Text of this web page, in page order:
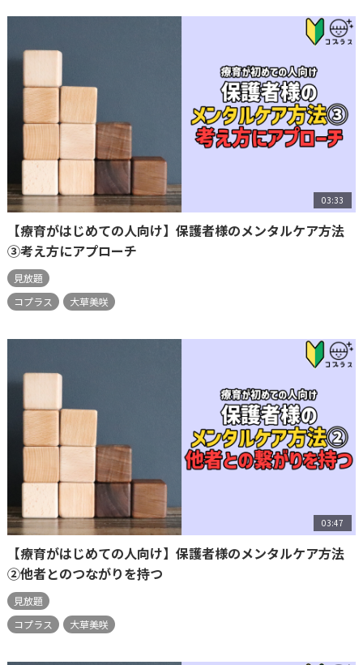
03:33
【療育がはじめての人向け】保護者様のメンタルケア方法
③考え方にアプローチ
見放題
コプラス
大草美咲
03:47
【療育がはじめての人向け】保護者様のメンタルケア方法
②他者とのつながりを持つ
見放題
コプラス
大草美咲